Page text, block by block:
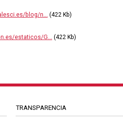
blog/n...
(422 Kb)
estaticos/G... (422 Kb)
TRANSPARENCIA